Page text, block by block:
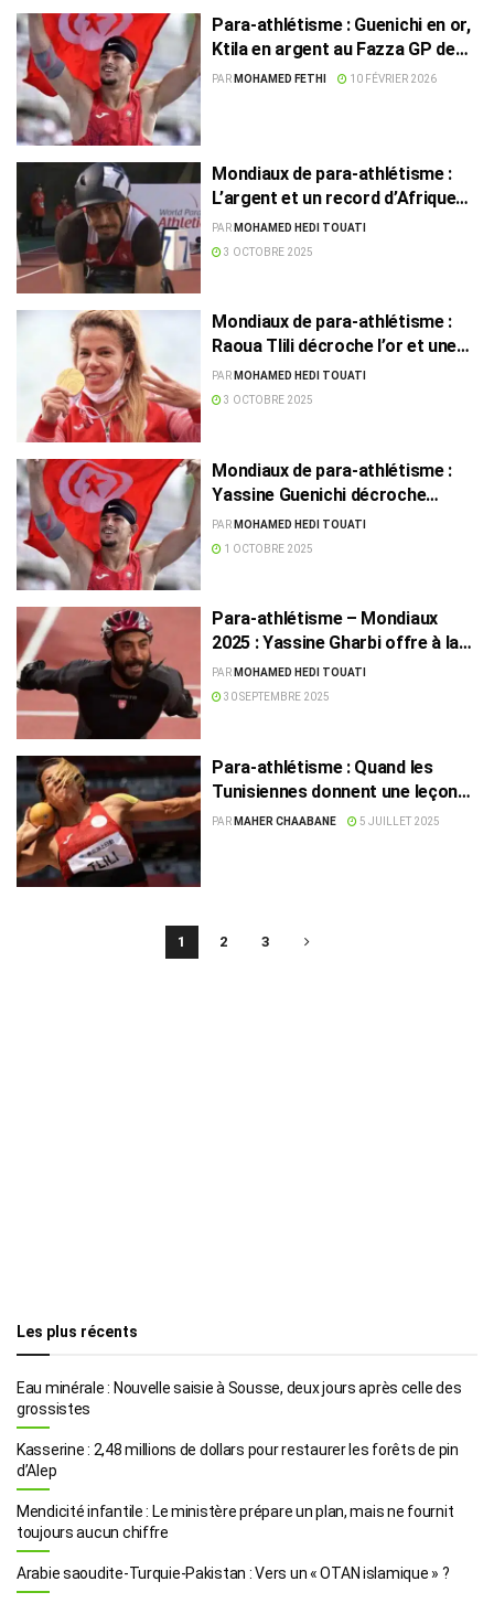
Para-athlétisme : Guenichi en or,
Ktila en argent au Fazza GP de
Dubaï
PAR MOHAMED FETHI 10 FÉVRIER 2026
Mondiaux de para-athlétisme :
L’argent et un record d’Afrique
pour Nidhal Khelifi
PAR MOHAMED HEDI TOUATI
3 OCTOBRE 2025
Mondiaux de para-athlétisme :
Raoua Tlili décroche l’or et une
cinquième médaille pour la
Tunisie
PAR MOHAMED HEDI TOUATI
3 OCTOBRE 2025
Mondiaux de para-athlétisme :
Yassine Guenichi décroche
l’argent au lancer de poids
PAR MOHAMED HEDI TOUATI
1 OCTOBRE 2025
Para-athlétisme – Mondiaux
2025 : Yassine Gharbi offre à la
Tunisie sa première médaille d’or
PAR MOHAMED HEDI TOUATI
30 SEPTEMBRE 2025
Para-athlétisme : Quand les
Tunisiennes donnent une leçon
de volonté et d’excellence
PAR MAHER CHAABANE 5 JUILLET 2025
1 2 3
Les plus récents
Eau minérale : Nouvelle saisie à Sousse, deux jours après celle des
grossistes
Kasserine : 2,48 millions de dollars pour restaurer les forêts de pin
d’Alep
Mendicité infantile : Le ministère prépare un plan, mais ne fournit
toujours aucun chiffre
Arabie saoudite-Turquie-Pakistan : Vers un « OTAN islamique » ?